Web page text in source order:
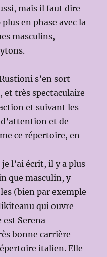
mais il faut dire
en phase avec la
masculins,
s’en sort
et très spectaculaire
et suivant les
et de
ce répertoire, en
l’ai écrit, il y a plus
que masculin, y
(bien par exemple
qui ouvre
est Serena
bonne carrière
italien. Elle